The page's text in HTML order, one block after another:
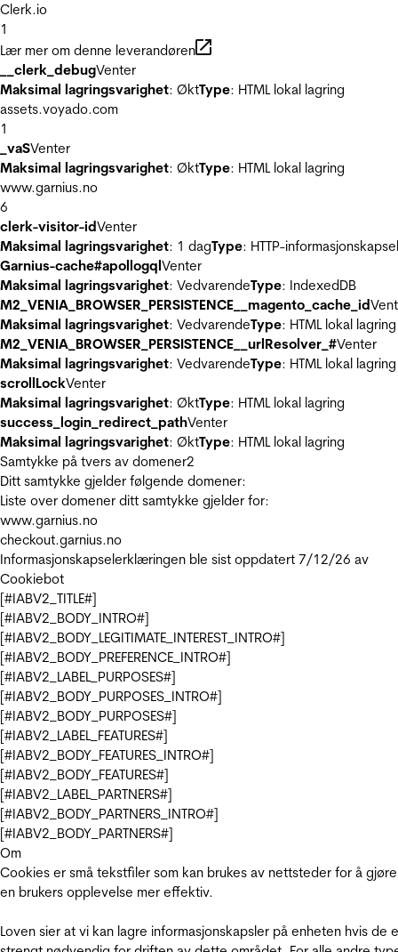
Clerk.io
1
Lær mer om denne leverandøren
__clerk_debugVenter
Maksimal lagringsvarighet: ØktType: HTML lokal lagring
assets.voyado.com
1
_vaSVenter
Maksimal lagringsvarighet: ØktType: HTML lokal lagring
www.garnius.no
6
clerk-visitor-idVenter
Maksimal lagringsvarighet: 1 dagType: HTTP-informasjonskapsel
Garnius-cache#apollogqlVenter
Maksimal lagringsvarighet: VedvarendeType: IndexedDB
M2_VENIA_BROWSER_PERSISTENCE__magento_cache_id
Maksimal lagringsvarighet: VedvarendeType: HTML lokal lagring
M2_VENIA_BROWSER_PERSISTENCE__urlResolver_#Venter
Maksimal lagringsvarighet: VedvarendeType: HTML lokal lagring
scrollLockVenter
Maksimal lagringsvarighet: ØktType: HTML lokal lagring
success_login_redirect_pathVenter
Maksimal lagringsvarighet: ØktType: HTML lokal lagring
Samtykke på tvers av domener2
Ditt samtykke gjelder følgende domener:
Liste over domener ditt samtykke gjelder for:
www.garnius.no
checkout.garnius.no
Informasjonskapselerklæringen ble sist oppdatert 7/12/26 av
Cookiebot
[#IABV2_TITLE#]
[#IABV2_BODY_INTRO#]
[#IABV2_BODY_LEGITIMATE_INTEREST_INTRO#]
[#IABV2_BODY_PREFERENCE_INTRO#]
[#IABV2_LABEL_PURPOSES#]
[#IABV2_BODY_PURPOSES_INTRO#]
[#IABV2_BODY_PURPOSES#]
[#IABV2_LABEL_FEATURES#]
[#IABV2_BODY_FEATURES_INTRO#]
[#IABV2_BODY_FEATURES#]
[#IABV2_LABEL_PARTNERS#]
[#IABV2_BODY_PARTNERS_INTRO#]
[#IABV2_BODY_PARTNERS#]
Om
Cookies er små tekstfiler som kan brukes av nettsteder for å gjøre
en brukers opplevelse mer effektiv.
Loven sier at vi kan lagre informasjonskapsler på enheten hvis de